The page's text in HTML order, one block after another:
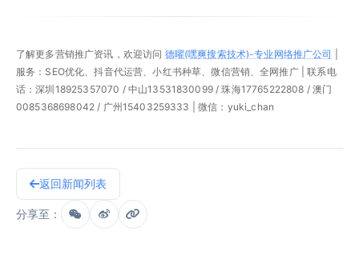
了解更多营销推广资讯，欢迎访问 德曜(嘿爽搜索技术)-专业网络推广公司
服务：SEO优化、抖音代运营、小红书种草、微信营销、全网推广 | 联系电
话：深圳18925357070 / 中山13531830099 / 珠海17765222808 / 澳门
0085368698042 / 广州15403259333 | 微信：yuki_chan
返回新闻列表
分享至：